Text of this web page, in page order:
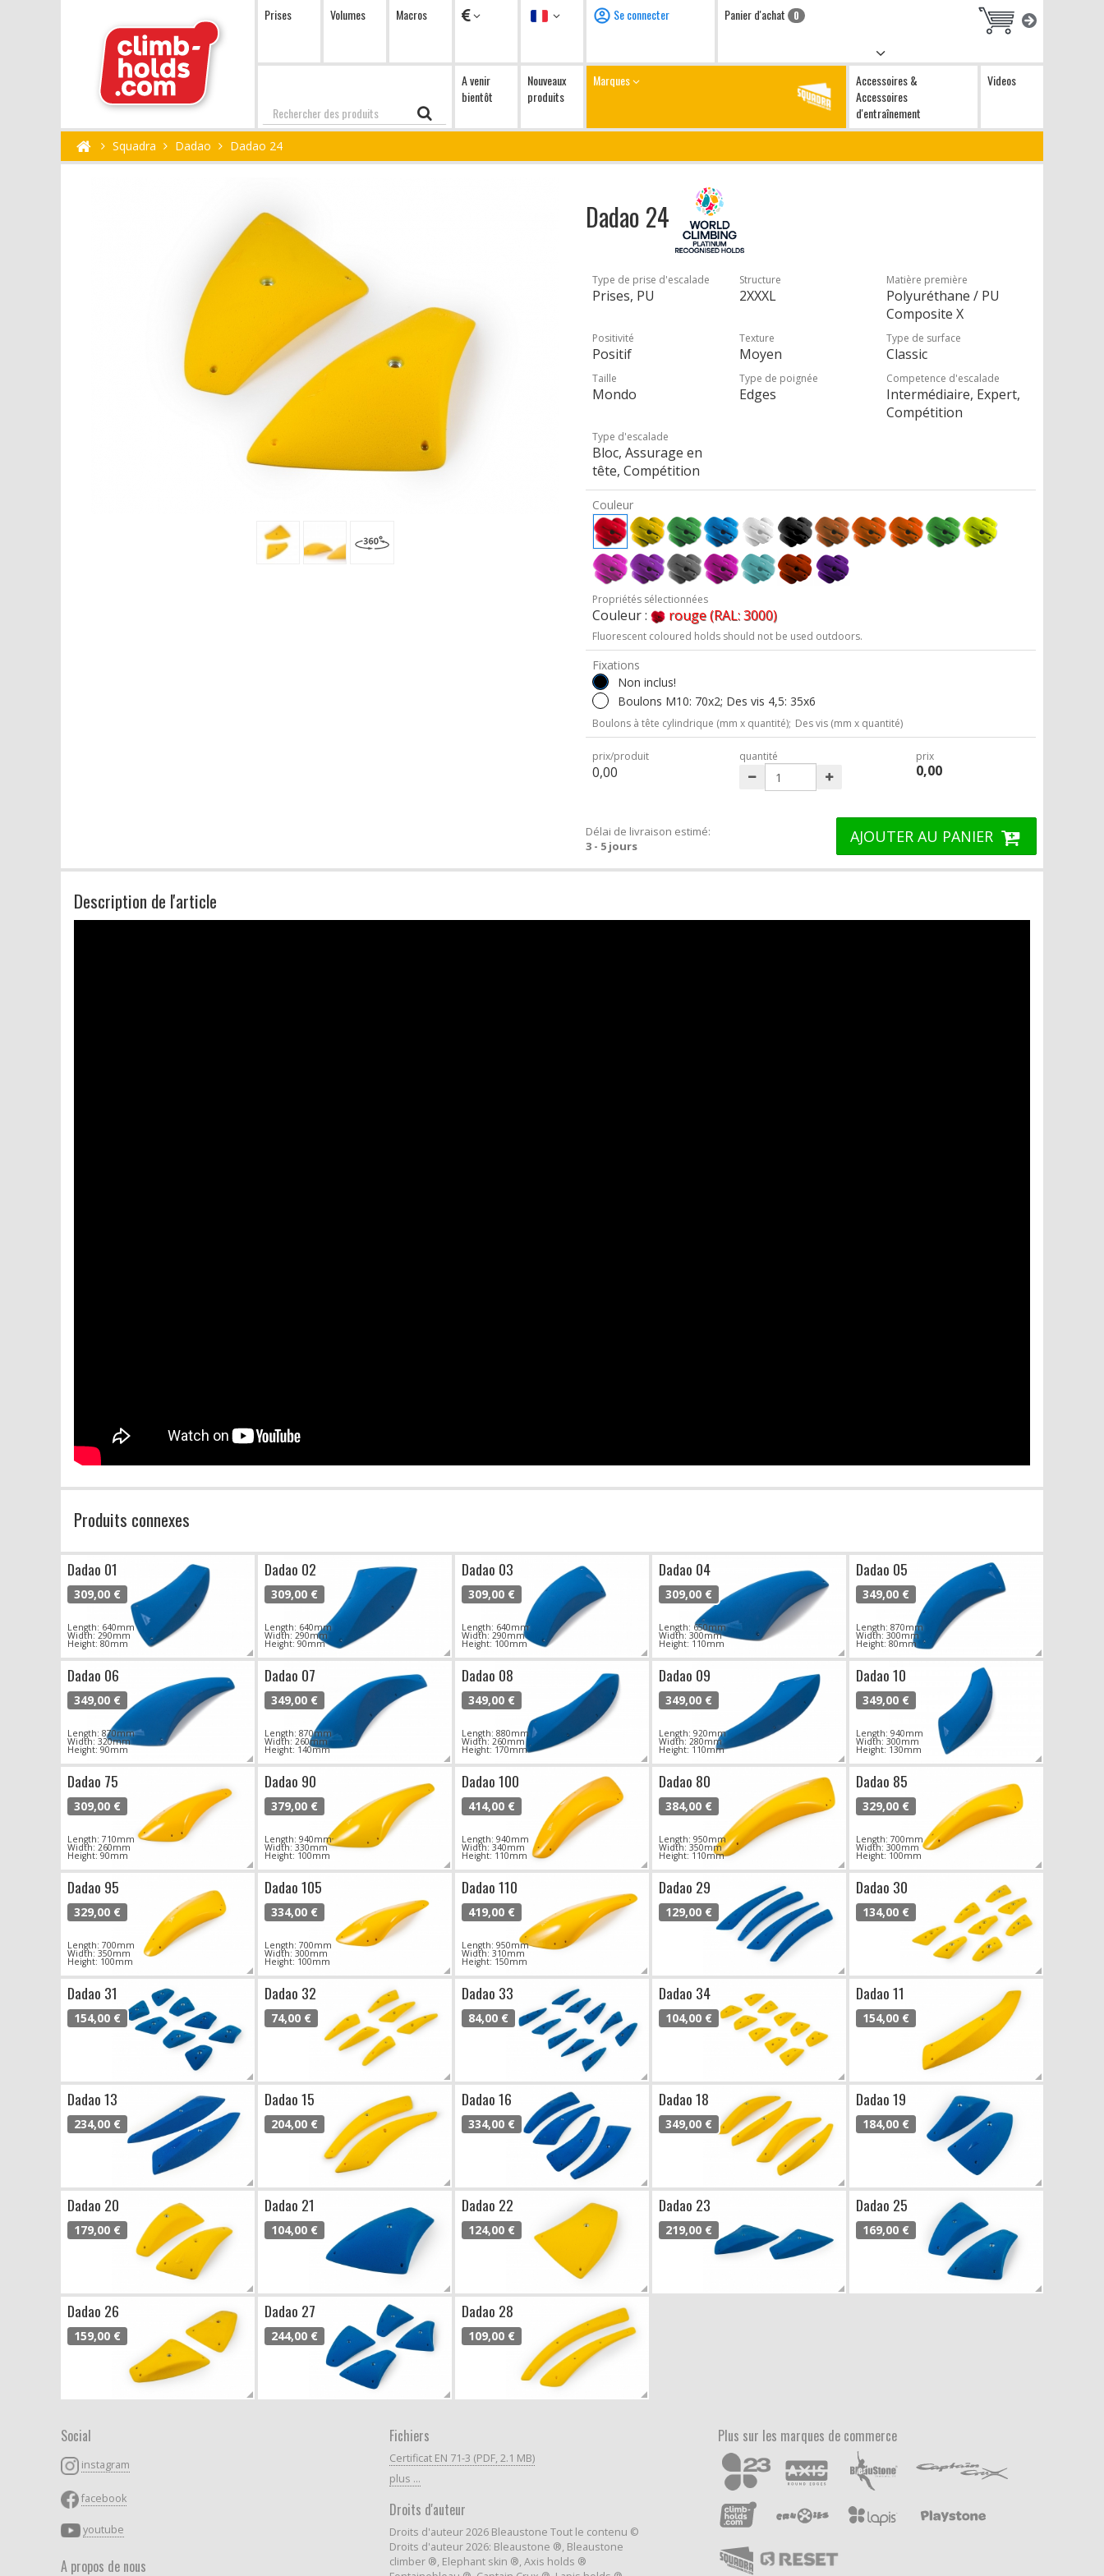
Prises Volumes Macros Devises Langue Se connecter Panier d'achat 0
Chercher
A venir
bientôt
Nouveaux
produits
Marques
Accessoires &
Accessoires
d'entraînement
Videos
Squadra Dadao Dadao 24
Dadao 24
Type de prise d'escalade
Prises, PU
Structure
2XXXL
Matière première
Polyuréthane / PU
Composite X
Positivité
Positif
Texture
Moyen
Type de surface
Classic
Taille
Mondo
Type de poignée
Edges
Competence d'escalade
Intermédiaire, Expert,
Compétition
Type d'escalade
Bloc, Assurage en
tête, Compétition
Couleur
Propriétés sélectionnées
Couleur : rouge (RAL: 3000)
Fluorescent coloured holds should not be used outdoors.
Fixations
Non inclus!
Boulons M10: 70x2; Des vis 4,5: 35x6
Boulons à tête cylindrique (mm x quantité); Des vis (mm x quantité)
prix/produit
0,00
quantité prix
0,00
Délai de livraison estimé:
3 - 5 jours
AJOUTER AU PANIER
Description de l'article
Produits connexes
Dadao 01
309,00 €
Length: 640mm
Width: 290mm
Height: 80mm
Dadao 02
309,00 €
Length: 640mm
Width: 290mm
Height: 90mm
Dadao 03
309,00 €
Length: 640mm
Width: 290mm
Height: 100mm
Dadao 04
309,00 €
Length: 650mm
Width: 300mm
Height: 110mm
Dadao 05
349,00 €
Length: 870mm
Width: 300mm
Height: 80mm
Dadao 06
349,00 €
Length: 870mm
Width: 320mm
Height: 90mm
Dadao 07
349,00 €
Length: 870mm
Width: 260mm
Height: 140mm
Dadao 08
349,00 €
Length: 880mm
Width: 260mm
Height: 170mm
Dadao 09
349,00 €
Length: 920mm
Width: 280mm
Height: 110mm
Dadao 10
349,00 €
Length: 940mm
Width: 300mm
Height: 130mm
Dadao 75
309,00 €
Length: 710mm
Width: 260mm
Height: 90mm
Dadao 90
379,00 €
Length: 940mm
Width: 330mm
Height: 100mm
Dadao 100
414,00 €
Length: 940mm
Width: 340mm
Height: 110mm
Dadao 80
384,00 €
Length: 950mm
Width: 350mm
Height: 110mm
Dadao 85
329,00 €
Length: 700mm
Width: 300mm
Height: 100mm
Dadao 95
329,00 €
Length: 700mm
Width: 350mm
Height: 100mm
Dadao 105
334,00 €
Length: 700mm
Width: 300mm
Height: 100mm
Dadao 110
419,00 €
Length: 950mm
Width: 310mm
Height: 150mm
Dadao 29
129,00 €
Dadao 30
134,00 €
Dadao 31
154,00 €
Dadao 32
74,00 €
Dadao 33
84,00 €
Dadao 34
104,00 €
Dadao 11
154,00 €
Dadao 13
234,00 €
Dadao 15
204,00 €
Dadao 16
334,00 €
Dadao 18
349,00 €
Dadao 19
184,00 €
Dadao 20
179,00 €
Dadao 21
104,00 €
Dadao 22
124,00 €
Dadao 23
219,00 €
Dadao 25
169,00 €
Dadao 26
159,00 €
Dadao 27
244,00 €
Dadao 28
109,00 €
Social
instagram
facebook
youtube
A propos de nous
Fichiers
Certificat EN 71-3 (PDF, 2.1 MB)
plus ...
Droits d'auteur
Droits d'auteur 2026 Bleaustone Tout le contenu ©
Droits d'auteur 2026: Bleaustone ®, Bleaustone
climber ®, Elephant skin ®, Axis holds ®
Plus sur les marques de commerce